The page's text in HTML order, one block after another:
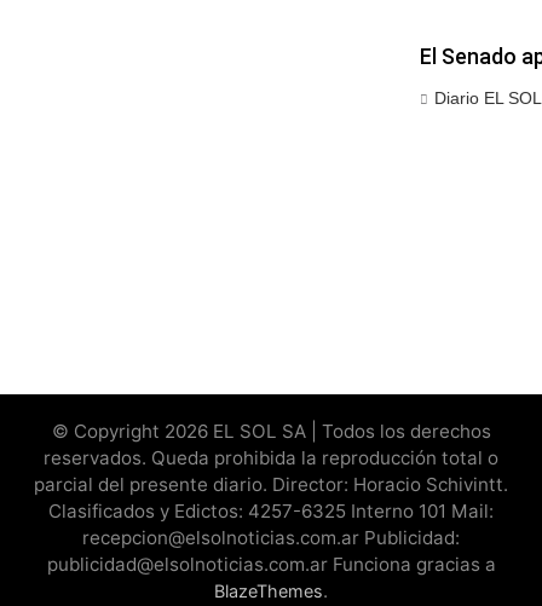
El Senado
Diario EL SOL
© Copyright 2026 EL SOL SA | Todos los derechos
reservados. Queda prohibida la reproducción total o
parcial del presente diario. Director: Horacio Schivintt.
Clasificados y Edictos: 4257-6325 Interno 101 Mail:
recepcion@elsolnoticias.com.ar Publicidad:
publicidad@elsolnoticias.com.ar Funciona gracias a
BlazeThemes.